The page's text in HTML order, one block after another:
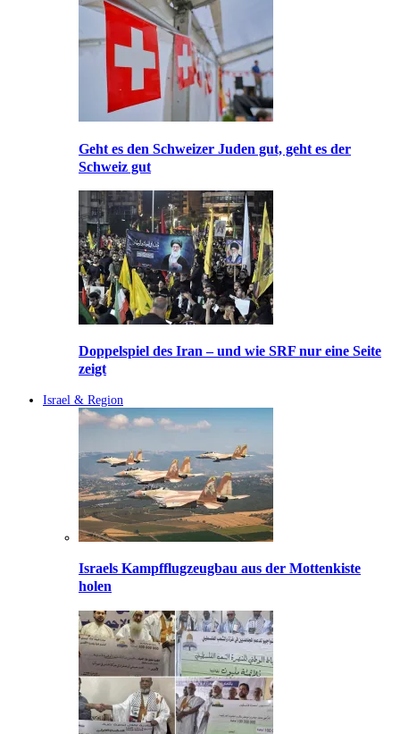
Geht es den Schweizer Juden gut, geht es der
Schweiz gut
Doppelspiel des Iran – und wie SRF nur eine Seite
zeigt
Israel & Region
Israels Kampfflugzeugbau aus der Mottenkiste
holen